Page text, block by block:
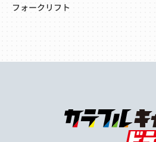
フォークリフト